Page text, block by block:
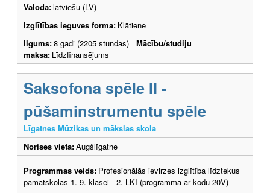
Valoda:latviešu (LV)
Izglītības ieguves forma: Klātiene
Ilgums:8 gadi (2205 stundas) Mācību/studiju
maksa: Līdzfinansējums
Saksofona spēle II -
pūšaminstrumentu spēle
Līgatnes Mūzikas un mākslas skola
Norises vieta:Augšlīgatne
Programmas veids: Profesionālās ievirzes izglītība līdztekus
pamatskolas 1.-9. klasei - 2. LKI (programma ar kodu 20V)